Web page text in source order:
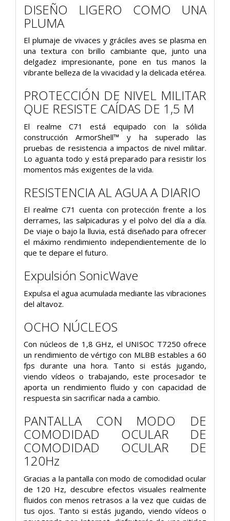
DISEÑO LIGERO COMO UNA
PLUMA
El plumaje de vivaces y gráciles aves se plasma en
una textura con brillo cambiante que, junto una
delgadez impresionante, pone en tus manos la
vibrante belleza de la vivacidad y la delicada etérea.
PROTECCIÓN DE NIVEL MILITAR
QUE RESISTE CAÍDAS DE 1,5 M
El realme C71 está equipado con la sólida
construcción ArmorShell™ y ha superado las
pruebas de resistencia a impactos de nivel militar.
Lo aguanta todo y está preparado para resistir los
momentos más exigentes de la vida.
RESISTENCIA AL AGUA A DIARIO
El realme C71 cuenta con protección frente a los
derrames, las salpicaduras y el polvo del día a día.
De viaje o bajo la lluvia, está diseñado para ofrecer
el máximo rendimiento independientemente de lo
que te depare el futuro.
Expulsión SonicWave
Expulsa el agua acumulada mediante las vibraciones
del altavoz.
OCHO NÚCLEOS
Con núcleos de 1,8 GHz, el UNISOC T7250 ofrece
un rendimiento de vértigo con MLBB estables a 60
fps durante una hora. Tanto si estás jugando,
viendo vídeos o trabajando, este procesador te
aporta un rendimiento fluido y con capacidad de
respuesta sin sacrificar nada a cambio.
PANTALLA CON MODO DE
COMODIDAD OCULAR DE
COMODIDAD OCULAR DE
120Hz
Gracias a la pantalla con modo de comodidad ocular
de 120 Hz, descubre efectos visuales realmente
fluidos con menos retrasos a la vez que cuidas de
tus ojos. Tanto si estás jugando, viendo vídeos o